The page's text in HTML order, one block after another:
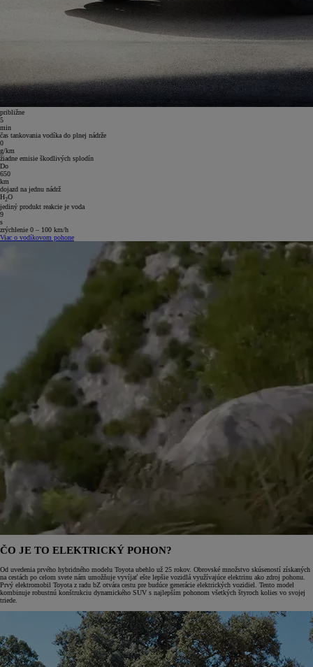
približne
5
min
čas tankovania vodíka do plnej nádrže
0
g/km
žiadne emisie škodlivých splodín
Do
650
km
dojazd na jednu nádrž
H2O
jediný produkt reakcie je voda
9
s
zrýchlenie 0 – 100 km/h
Viac o vodíkovom pohone
ČO JE TO ELEKTRICKÝ POHON?
Od uvedenia prvého hybridného modelu Toyota ubehlo už 25 rokov. Obrovské množstvo skúseností získaných
na cestách po celom svete nám umožňuje vyvíjať ešte lepšie vozidlá využívajúce elektrinu ako zdroj pohonu.
Prvý elektromobil Toyota z radu bZ otvára cestu pre budúce generácie elektrických vozidiel. Tento model
kombinuje robustnú konštrukciu dynamického SUV s najlepším pohonom všetkých štyroch kolies vo svojej
triede.